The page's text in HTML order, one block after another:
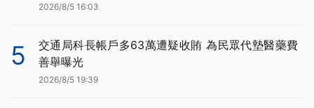
2026/8/5 16:03
5
交通局科長帳戶多63萬遭疑收賄 為民眾代墊醫藥費
善舉曝光
2026/8/5 19:39